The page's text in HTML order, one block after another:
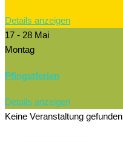
Details anzeigen
17 - 28 Mai
Montag
Pfingstferien
Details anzeigen
Keine Veranstaltung gefunden